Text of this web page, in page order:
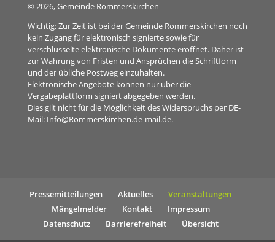
© 2026, Gemeinde Rommerskirchen
Wichtig: Zur Zeit ist bei der Gemeinde Rommerskirchen noch
kein Zugang für elektronisch signierte sowie für
verschlüsselte elektronische Dokumente eröffnet. Daher ist
zur Wahrung von Fristen und Ansprüchen die Schriftform
und der übliche Postweg einzuhalten.
Elektronische Angebote können nur über die
Vergabeplattform signiert abgegeben werden.
Dies gilt nicht für die Möglichkeit des Widerspruchs per DE-
Mail: Info@Rommerskirchen.de-mail.de.
Pressemitteilungen Aktuelles
Veranstaltungen
Mängelmelder
Kontakt
Impressum
Datenschutz
Barrierefreiheit Übersicht